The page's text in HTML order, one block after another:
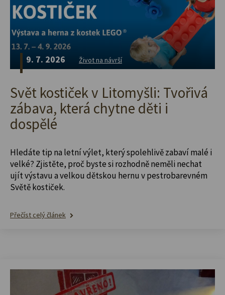
9. 7. 2026 Život na návrší
Svět kostiček v Litomyšli: Tvořivá
zábava, která chytne děti i
dospělé
Hledáte tip na letní výlet, který spolehlivě zabaví malé i
velké? Zjistěte, proč byste si rozhodně neměli nechat
ujít výstavu a velkou dětskou hernu v pestrobarevném
Světě kostiček.
Přečíst celý článek